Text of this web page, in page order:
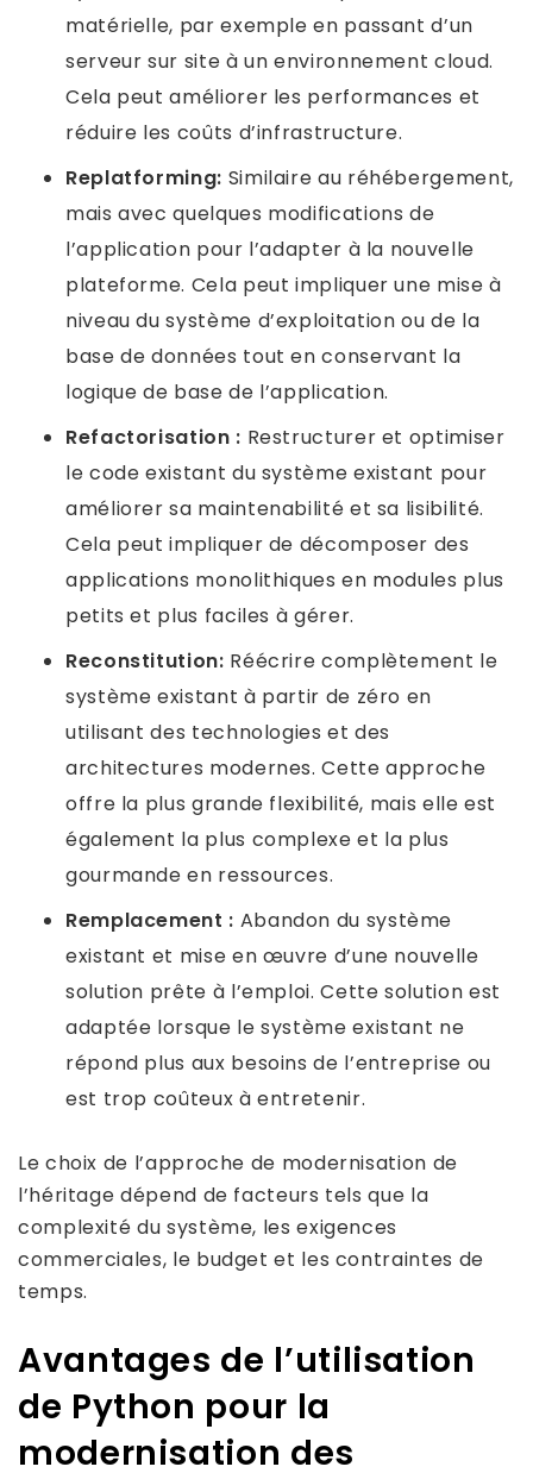
matérielle, par exemple en passant d’un
serveur sur site à un environnement cloud.
Cela peut améliorer les performances et
réduire les coûts d’infrastructure.
Replatforming: Similaire au réhébergement,
mais avec quelques modifications de
l’application pour l’adapter à la nouvelle
plateforme. Cela peut impliquer une mise à
niveau du système d’exploitation ou de la
base de données tout en conservant la
logique de base de l’application.
Refactorisation : Restructurer et optimiser
le code existant du système existant pour
améliorer sa maintenabilité et sa lisibilité.
Cela peut impliquer de décomposer des
applications monolithiques en modules plus
petits et plus faciles à gérer.
Reconstitution: Réécrire complètement le
système existant à partir de zéro en
utilisant des technologies et des
architectures modernes. Cette approche
offre la plus grande flexibilité, mais elle est
également la plus complexe et la plus
gourmande en ressources.
Remplacement : Abandon du système
existant et mise en œuvre d’une nouvelle
solution prête à l’emploi. Cette solution est
adaptée lorsque le système existant ne
répond plus aux besoins de l’entreprise ou
est trop coûteux à entretenir.
Le choix de l’approche de modernisation de
l’héritage dépend de facteurs tels que la
complexité du système, les exigences
commerciales, le budget et les contraintes de
temps.
Avantages de l’utilisation
de Python pour la
modernisation des